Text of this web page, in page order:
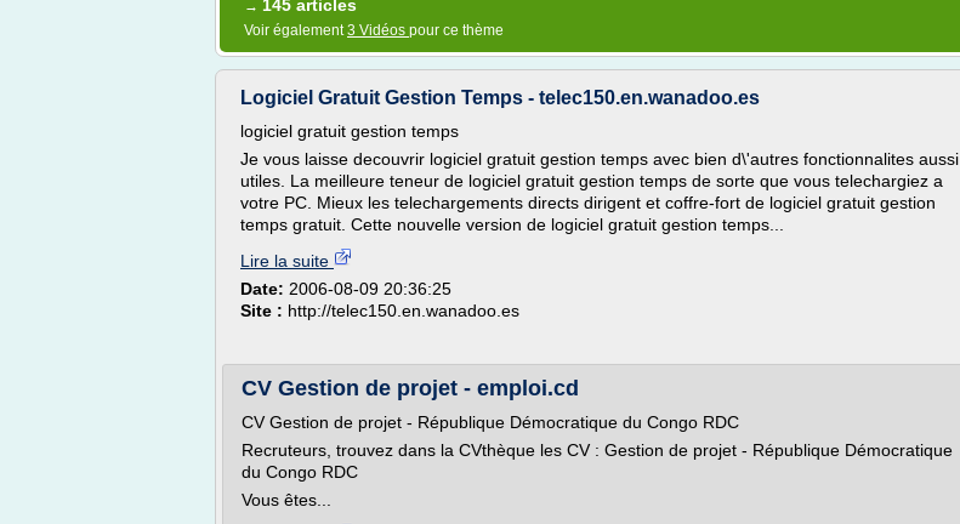
→ 145 articles
Voir également3 Vidéos pour ce thème
Logiciel Gratuit Gestion Temps - telec150.en.wanadoo.es
logiciel gratuit gestion temps
Je vous laisse decouvrir logiciel gratuit gestion temps avec bien d\'autres fonctionnalites aussi
utiles. La meilleure teneur de logiciel gratuit gestion temps de sorte que vous telechargiez a
votre PC. Mieux les telechargements directs dirigent et coffre-fort de logiciel gratuit gestion
temps gratuit. Cette nouvelle version de logiciel gratuit gestion temps...
Lire la suite
Date: 2006-08-09 20:36:25
Site : http://telec150.en.wanadoo.es
CV Gestion de projet - emploi.cd
CV Gestion de projet - République Démocratique du Congo RDC
Recruteurs, trouvez dans la CVthèque les CV : Gestion de projet - République Démocratique
du Congo RDC
Vous êtes...